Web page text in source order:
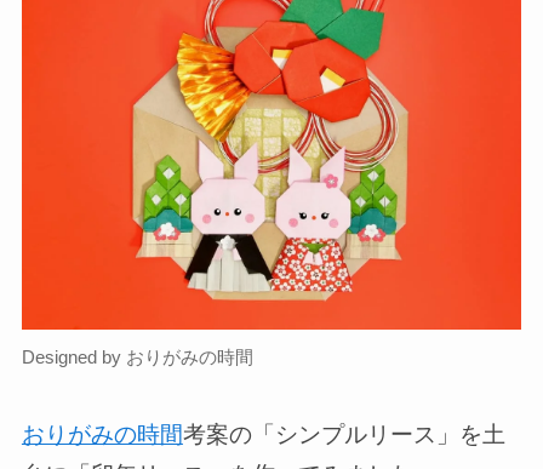
Designed by おりがみの時間
おりがみの時間考案の「シンプルリース」を土